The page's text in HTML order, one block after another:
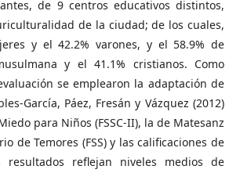
de 9 centros educativos distintos,
de la ciudad; de los cuales,
y el 42.2% varones, y el 58.9% de
y el 41.1% cristianos. Como
se emplearon la adaptación de
García, Páez, Fresán y Vázquez (2012)
para Niños (FSSC-II), la de Matesanz
de Temores (FSS) y las calificaciones de
resultados reflejan niveles medios de